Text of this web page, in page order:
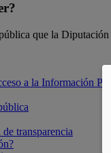
que la
a la Información
transparencia